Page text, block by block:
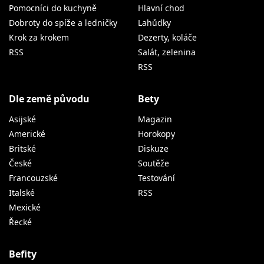
Pomocníci do kuchyně
Dobroty do spíže a ledničky
Krok za krokem
RSS
Hlavní chod
Lahůdky
Dezerty, koláče
Salát, zelenina
RSS
Dle země původu
Asijské
Americké
Britské
České
Francouzské
Italské
Mexické
Řecké
Bety
Magazin
Horokopy
Diskuze
Soutěže
Testování
RSS
Befity